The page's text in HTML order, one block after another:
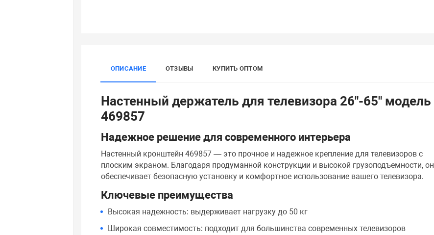
ОПИСАНИЕ ОТЗЫВЫ КУПИТЬ ОПТОМ
Настенный держатель для телевизора 26"-65" модель
469857
Надежное решение для современного интерьера
Настенный кронштейн 469857 — это прочное и надежное крепление для телевизоров с
плоским экраном. Благодаря продуманной конструкции и высокой грузоподъемности, он
обеспечивает безопасную установку и комфортное использование вашего телевизора.
Ключевые преимущества
Высокая надежность: выдерживает нагрузку до 50 кг
Широкая совместимость: подходит для большинства современных телевизоров